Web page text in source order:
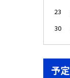
23
30
予定